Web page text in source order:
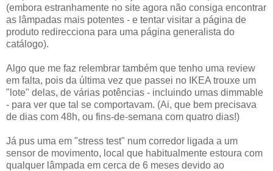
(embora estranhamente no site agora não consiga encontrar
as lâmpadas mais potentes - e tentar visitar a página de
produto redirecciona para uma página generalista do
catálogo).
Algo que me faz relembrar também que tenho uma review
em falta, pois da última vez que passei no IKEA trouxe um
"lote" delas, de várias potências - incluindo umas dimmable
- para ver que tal se comportavam. (Ai, que bem precisava
de dias com 48h, ou fins-de-semana com quatro dias!)
Já pus uma em "stress test" num corredor ligada a um
sensor de movimento, local que habitualmente estoura com
qualquer lâmpada em cerca de 6 meses devido ao